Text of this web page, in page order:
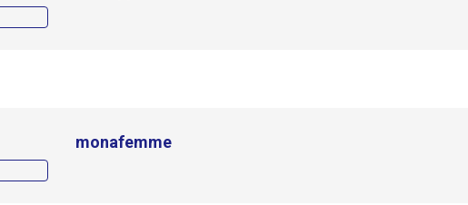
monafemme